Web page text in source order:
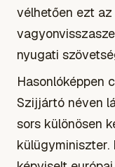
vélhetően ezt
nyugati
Hasonlóképpen
Szijjártó néven
sors különösen
külügyminiszter.